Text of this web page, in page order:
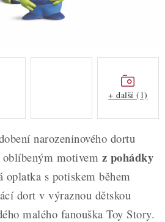
Obchodní podmínky
Moje objednávka
údajů
narozeninového dortu
motivem z pohádky
oplatka s potiskem během
dort v výraznou dětskou
malého fanouška Toy Story.
+ další (1)